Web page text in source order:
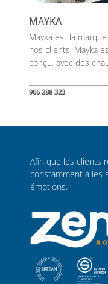
MAYKA
Mayka est la
nos clients. Mayka
conçu, avec des
966 288 323
Afin que les clients
constamment à les
émotions.